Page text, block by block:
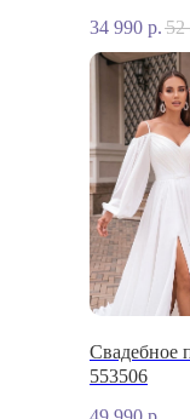
34 990 р. 52
Свадебное
553506